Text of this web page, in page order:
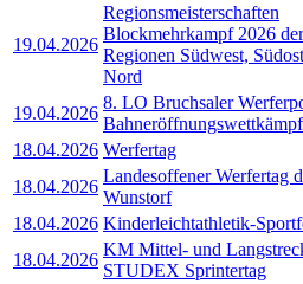
19.04.2026
Regionsmeisterschaften
Blockmehrkampf 2026 der
Regionen Südwest,
Nord
19.04.2026
8. LO Bruchsaler
18.04.2026 Werfertag
18.04.2026
Landesoffener Werfertag
Wunstorf
18.04.2026 Kinderleichtathletik-
18.04.2026
KM Mittel- und
STUDEX Sprintertag